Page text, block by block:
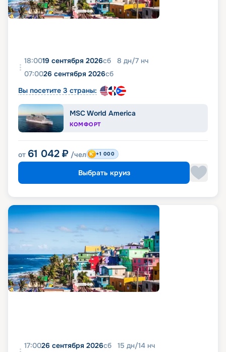
18:0019 сентября 2026сб 8 дн/7 нч
07:0026 сентября 2026сб
Вы посетите 3 страны:
MSC World America
КОМФОРТ
от 61 042 ₽ /чел +1 000
Выбрать круиз
17:0026 сентября 2026сб 15 дн/14 нч